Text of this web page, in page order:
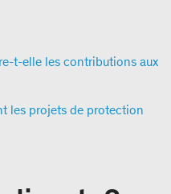
t-elle les contributions aux
les projets de protection